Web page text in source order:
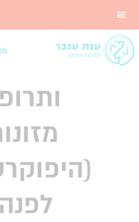
״יהיו